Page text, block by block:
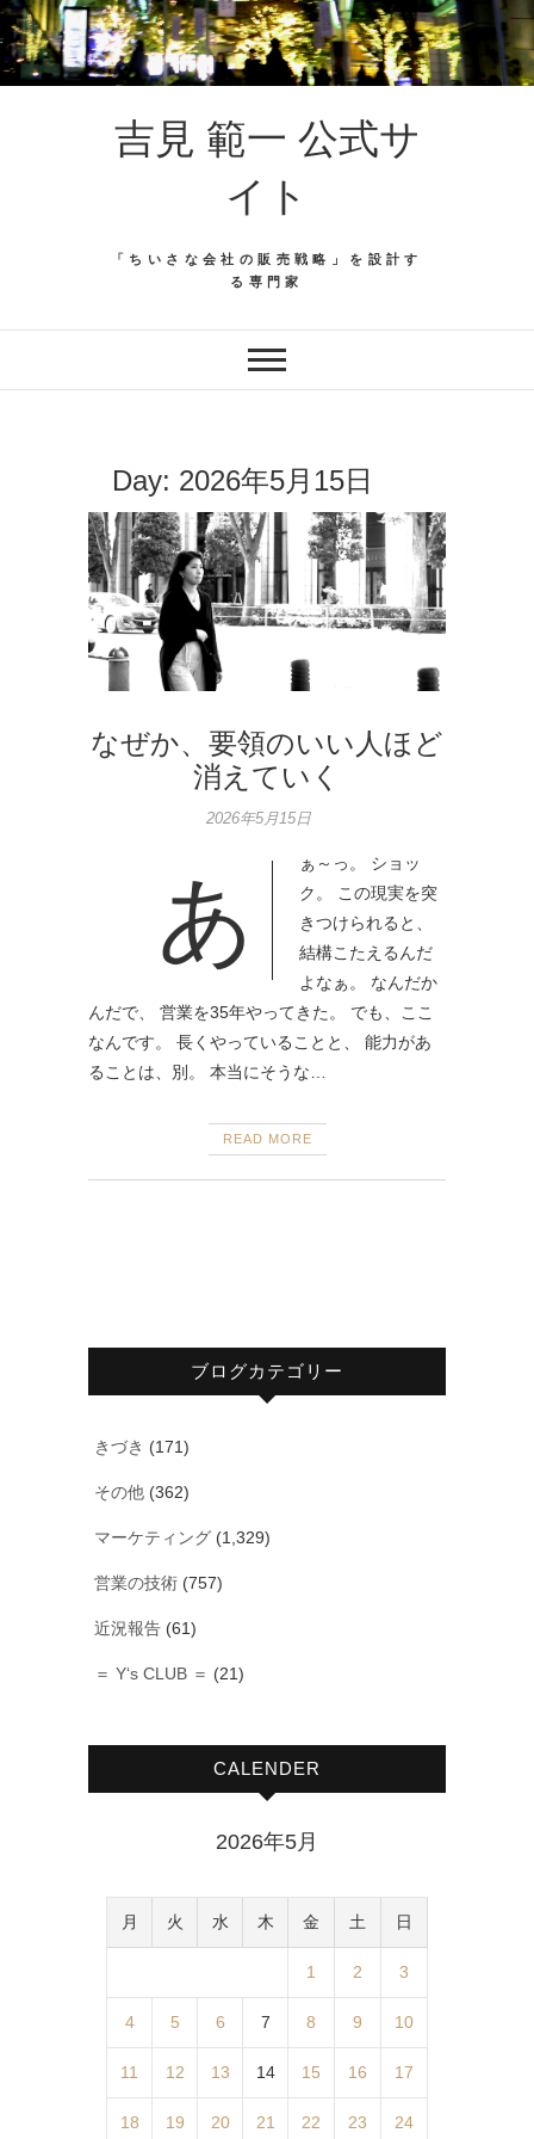
吉見 範一 公式サ
イト
「ちいさな会社の販売戦略」を設計す
る専門家
Day: 2026年5月15日
なぜか、要領のいい人ほど
消えていく
2026年5月15日
あ
ぁ～っ。 ショッ
ク。 この現実を突
きつけられると、
結構こたえるんだ
よなぁ。 なんだか
んだで、 営業を35年やってきた。 でも、ここ
なんです。 長くやっていることと、 能力があ
ることは、別。 本当にそうな…
READ MORE
ブログカテゴリー
きづき (171)
その他 (362)
マーケティング (1,329)
営業の技術 (757)
近況報告 (61)
＝ Y‘s CLUB ＝ (21)
CALENDER
2026年5月
月 火 水 木 金 土 日
1 2 3
4 5 6 7 8 9 10
11 12 13 14 15 16 17
18 19 20 21 22 23 24